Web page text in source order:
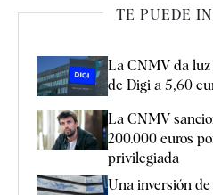
TE PUEDE
La CNMV da luz
de Digi a 5,60
La CNMV
200.000 euros
privilegiada
Una inversión